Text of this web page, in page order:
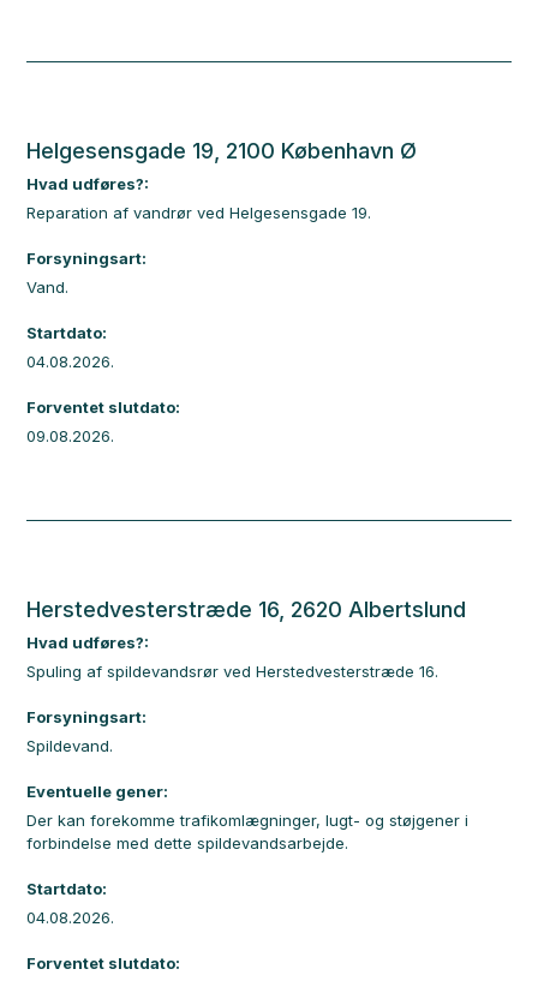
Helgesensgade 19, 2100 København Ø
Hvad udføres?:
Reparation af vandrør ved Helgesensgade 19.
Forsyningsart:
Vand.
Startdato:
04.08.2026.
Forventet slutdato:
09.08.2026.
Herstedvesterstræde 16, 2620 Albertslund
Hvad udføres?:
Spuling af spildevandsrør ved Herstedvesterstræde 16.
Forsyningsart:
Spildevand.
Eventuelle gener:
Der kan forekomme trafikomlægninger, lugt- og støjgener i
forbindelse med dette spildevandsarbejde.
Startdato:
04.08.2026.
Forventet slutdato: